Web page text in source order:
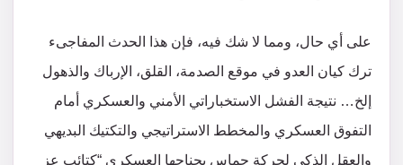
على أي حال، ومما لا شك فيه، فإن هذا الحدث المفاجىء
ترك كيان العدو في موقع الصدمة، القلق، الإرباك والذهول
إلخ… نتيجة الفشل الاستخباراتي الأمني والعسكري أمام
التفوق العسكري والمخطط الاستراتيجي والتكتيك البديهي
والعقل الذكي لحركة حماس بجناحها العسكري “كتائب عز